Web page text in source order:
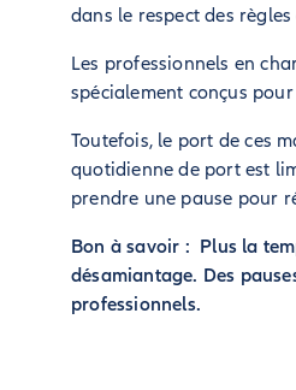
dans le respect des
Les professionnels en
spécialement conçus
Toutefois, le port de ces
quotidienne de port est
prendre une pause pour
Bon à savoir : Plus la
désamiantage. Des
professionnels.